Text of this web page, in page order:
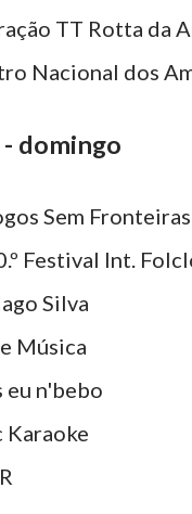
TT Rotta da
Nacional dos
domingo
Sem
Festival Int.
Silva
Música
eu n'bebo
Karaoke